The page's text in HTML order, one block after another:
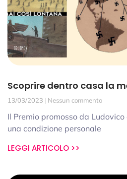
Scoprire dentro casa la
13/03/2023 Nessun commento
Il Premio promosso da
una condizione personale
LEGGI ARTICOLO >>